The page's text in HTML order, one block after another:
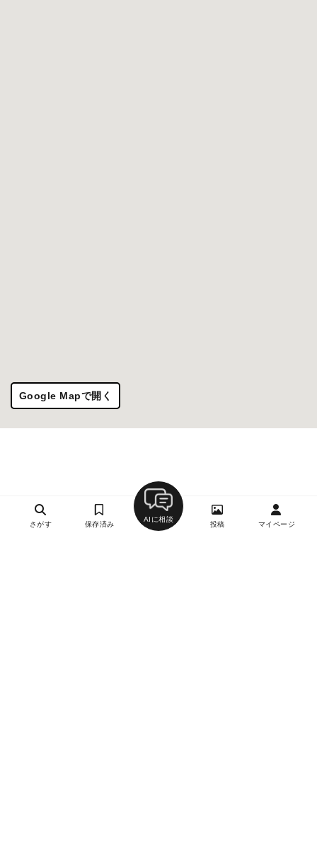
Google Mapで開く
さがす 保存済み
AIに相談
投稿 マイページ